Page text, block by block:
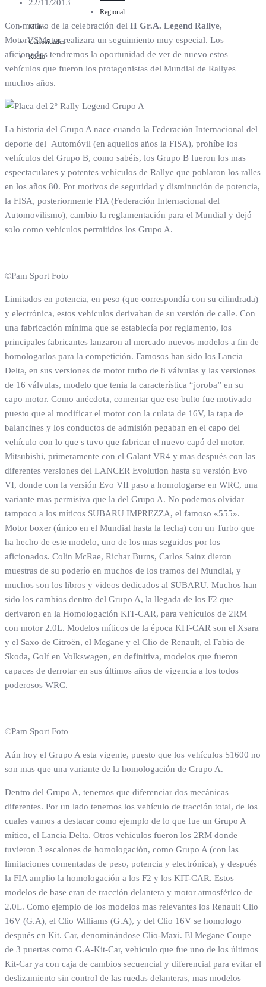
Regional
Motos
Curiosidades
Radio
22/11/2013
Con motivo de la celebración del II Gr.A. Legend Rallye,
MotorVSMotor realizara un seguimiento muy especial. Los
aficionados tendremos la oportunidad de ver de nuevo estos
vehículos que fueron los protagonistas del Mundial de Rallyes
muchos años.
La historia del Grupo A nace cuando la Federación Internacional del
deporte del Automóvil (en aquellos años la FISA), prohíbe los
vehículos del Grupo B, como sabéis, los Grupo B fueron los mas
espectaculares y potentes vehículos de Rallye que poblaron los ralles
en los años 80. Por motivos de seguridad y disminución de potencia,
la FISA, posteriormente FIA (Federación Internacional del
Automovilismo), cambio la reglamentación para el Mundial y dejó
solo como vehículos permitidos los Grupo A.
©Pam Sport Foto
Limitados en potencia, en peso (que correspondía con su cilindrada)
y electrónica, estos vehículos derivaban de su versión de calle. Con
una fabricación mínima que se establecía por reglamento, los
principales fabricantes lanzaron al mercado nuevos modelos a fin de
homologarlos para la competición. Famosos han sido los Lancia
Delta, en sus versiones de motor turbo de 8 válvulas y las versiones
de 16 válvulas, modelo que tenia la característica “joroba” en su
capo motor. Como anécdota, comentar que ese bulto fue motivado
puesto que al modificar el motor con la culata de 16V, la tapa de
balancines y los conductos de admisión pegaban en el capo del
vehículo con lo que s tuvo que fabricar el nuevo capó del motor.
Mitsubishi, primeramente con el Galant VR4 y mas después con las
diferentes versiones del LANCER Evolution hasta su versión Evo
VI, donde con la versión Evo VII paso a homologarse en WRC, una
variante mas permisiva que la del Grupo A. No podemos olvidar
tampoco a los míticos SUBARU IMPREZZA, el famoso «555».
Motor boxer (único en el Mundial hasta la fecha) con un Turbo que
ha hecho de este modelo, uno de los mas seguidos por los
aficionados. Colin McRae, Richar Burns, Carlos Sainz dieron
muestras de su poderío en muchos de los tramos del Mundial, y
muchos son los libros y videos dedicados al SUBARU. Muchos han
sido los cambios dentro del Grupo A, la llegada de los F2 que
derivaron en la Homologación KIT-CAR, para vehículos de 2RM
con motor 2.0L. Modelos míticos de la época KIT-CAR son el Xsara
y el Saxo de Citroën, el Megane y el Clio de Renault, el Fabia de
Skoda, Golf en Volkswagen, en definitiva, modelos que fueron
capaces de derrotar en sus últimos años de vigencia a los todos
poderosos WRC.
©Pam Sport Foto
Aún hoy el Grupo A esta vigente, puesto que los vehículos S1600 no
son mas que una variante de la homologación de Grupo A.
Dentro del Grupo A, tenemos que diferenciar dos mecánicas
diferentes. Por un lado tenemos los vehículo de tracción total, de los
cuales vamos a destacar como ejemplo de lo que fue un Grupo A
mítico, el Lancia Delta. Otros vehículos fueron los 2RM donde
tuvieron 3 escalones de homologación, como Grupo A (con las
limitaciones comentadas de peso, potencia y electrónica), y después
la FIA amplio la homologación a los F2 y los KIT-CAR. Estos
modelos de base eran de tracción delantera y motor atmosférico de
2.0L. Como ejemplo de los modelos mas relevantes los Renault Clio
16V (G.A), el Clio Williams (G.A), y del Clio 16V se homologo
después en Kit. Car, denominándose Clio-Maxi. El Megane Coupe
de 3 puertas como G.A-Kit-Car, vehiculo que fue uno de los últimos
Kit-Car ya con caja de cambios secuencial y diferencial para evitar el
deslizamiento sin control de las ruedas delanteras, mas modelos